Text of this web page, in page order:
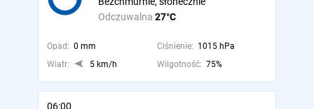
Odczuwalna 27°C
Opad: 0 mm Ciśnienie: 1015 hPa
Wiatr:
5 km/h Wilgotność: 75%
06:00